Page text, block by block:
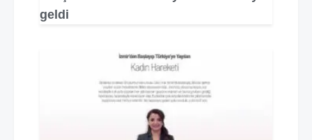
geldi